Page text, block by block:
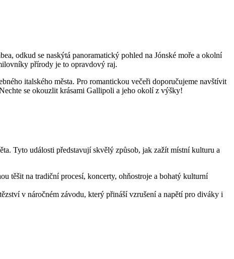
odkud se naskýtá panoramatický pohled na Jónské moře a okolní
přírody je to opravdový raj.
italského města. Pro romantickou večeři doporučujeme navštívit
se okouzlit krásami Gallipoli a jeho okolí z výšky!
Tyto události představují skvělý způsob, jak zažít místní kulturu a
těšit na tradiční procesí, koncerty, ohňostroje a bohatý kulturní
v náročném závodu, který přináší vzrušení a napětí pro diváky i